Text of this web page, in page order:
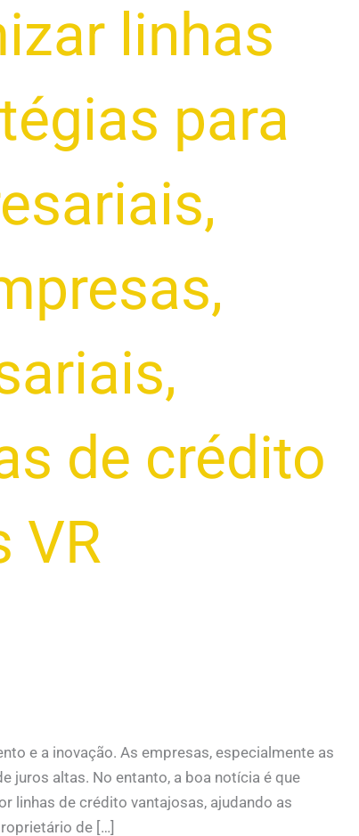
linhas
para
,
,
,
de crédito
VR
e a inovação. As empresas, especialmente as
juros altas. No entanto, a boa notícia é que
linhas de crédito vantajosas, ajudando as
de […]